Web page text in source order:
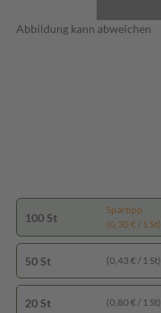
Abbildung kann abweichen
100 St
Spartipp
(0,30 € / 1 St)
50 St (0,43 € / 1 St)
20 St (0,80 € / 1 St)